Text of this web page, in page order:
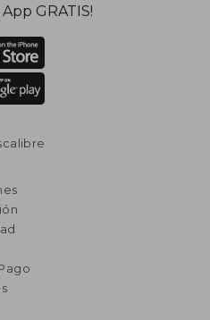
GRATIS!